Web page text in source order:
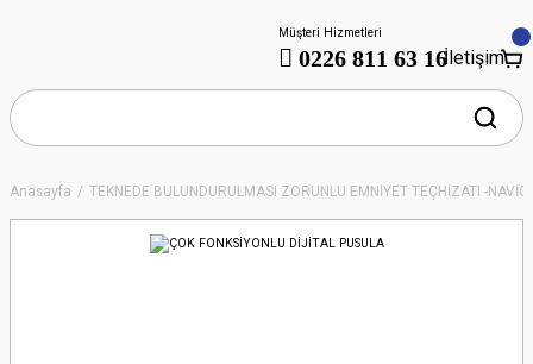
Müşteri Hizmetleri
0226 811 63 16İletişim
Anasayfa TEKNEDE BULUNDURULMASI ZORUNLU EMNİYET TEÇHİZATI -